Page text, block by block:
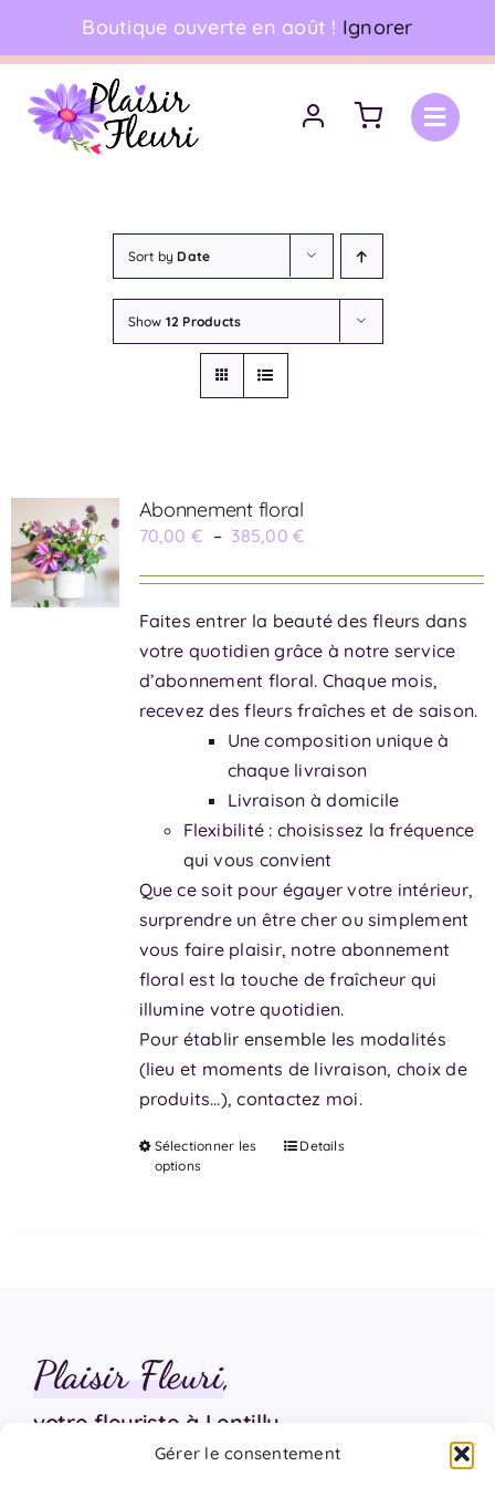
Gérer le consentement
Boutique ouverte en août ! Ignorer
06 18 17 18 94 •Livraison à domicile
Sort by Date
Show 12 Products
Abonnement floral
70,00 € – 385,00€
70,00 €
à
385,00 €
Faites entrer la beauté des fleurs dans
votre quotidien grâce à notre service
d’abonnement floral. Chaque mois,
recevez des fleurs fraîches et de saison.
Une composition unique à
chaque livraison
Livraison à domicile
Flexibilité : choisissez la fréquence
qui vous convient
Que ce soit pour égayer votre intérieur,
surprendre un être cher ou simplement
vous faire plaisir, notre abonnement
floral est la touche de fraîcheur qui
illumine votre quotidien.
Pour établir ensemble les modalités
(lieu et moments de livraison, choix de
produits…), contactez moi.
Sélectionner les
options
Ce
sur
Details
Plaisir Fleuri,
votre fleuriste à Lentilly